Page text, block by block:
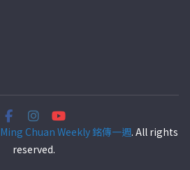
Ming Chuan Weekly 銘傳一週. All rights
reserved.